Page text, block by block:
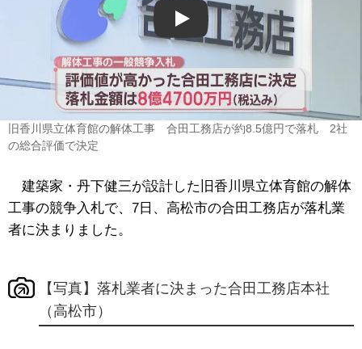
Play
旧香川県立体育館の解体工事 合田工務店が約8.5億円で落札 2社
の総合評価で決定
建築家・丹下健三が設計した旧香川県立体育館の解体
工事の競争入札で、7日、高松市の合田工務店が落札業
者に決まりました。
【写真】落札業者に決まった合田工務店本社
（高松市）